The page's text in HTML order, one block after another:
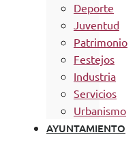
Deporte
Juventud
Patrimonio
Festejos
Industria
Servicios
Urbanismo
AYUNTAMIENTO